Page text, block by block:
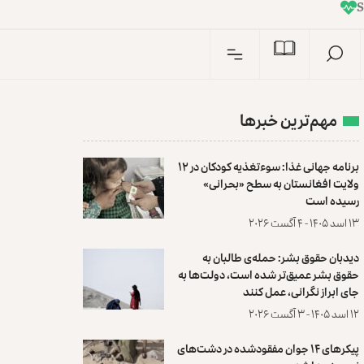
n
I
مهم‌ترین خبرها
برنامه جهانی غذا: سوءتغذیه کودکان در ۱۲
ولایت افغانستان به سطح «بحرانی»
رسیده است
۱۳ اسد ۱۴۰۵ - ۴ آگست ۲۰۲۶
دیدبان حقوق بشر: حمله‌ی طالبان به
حقوق بشر عمیق‌تر شده است، دولت‌ها به
جای ابراز نگرانی، عمل کنند
۱۲ اسد ۱۴۰۵ - ۳ آگست ۲۰۲۶
پیکرهای ۱۴ جوان مفقودشده در دشت‌های